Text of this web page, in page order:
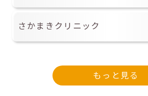
さかまきクリニック
もっと見る